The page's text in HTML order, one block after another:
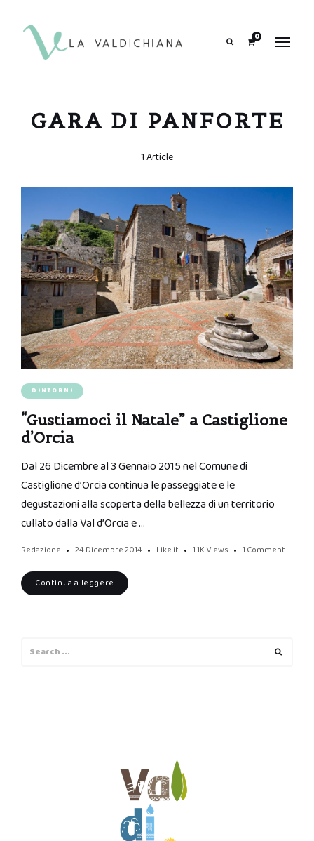
0
GARA DI PANFORTE
1 Article
DINTORNI
“Gustiamoci il Natale” a Castiglione
d’Orcia
Dal 26 Dicembre al 3 Gennaio 2015 nel Comune di
Castiglione d’Orcia continua le passeggiate e le
degustazioni alla scoperta della bellezza di un territorio
cullato dalla Val d’Orcia e …
Redazione 24 Dicembre 2014 Like it 1.1K Views 1 Comment
Continua a leggere
for: